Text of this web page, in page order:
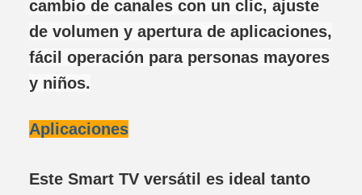
cambio de canales con un clic, ajuste
de volumen y apertura de aplicaciones,
fácil operación para personas mayores
y niños.
Aplicaciones
Este Smart TV versátil es ideal tanto